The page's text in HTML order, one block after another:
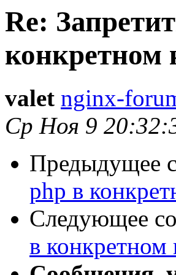
Re:
конкретном
valet nginx-
Ср Ноя 9
Предыдущее
php в
Следующее
в конкретном